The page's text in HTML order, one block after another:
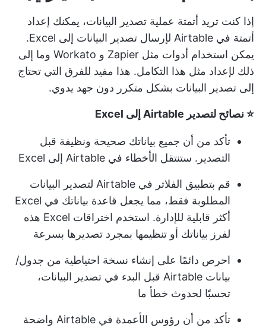
إذا كنت تريد أتمتة عملية تصدير البيانات، يمكنك إعداد
أتمتة في Airtable لإرسال تصدير البيانات إلى Excel.
يمكن استخدام أدوات مثل Zapier و Workato وما إلى
ذلك لإعداد مثل هذا التكامل. هذا مفيد للفرق التي تحتاج
إلى تصدير البيانات بشكل متكرر دون جهد يدوي.
⭐️ نصائح لتصدير Airtable إلى Excel
تأكد من أن جميع بياناتك صحيحة ونظيفة قبل
التصدير. ستنتقل الأخطاء في Airtable إلى Excel
قم بتطبيق الفلاتر في Airtable لتصدير البيانات
المطلوبة فقط، مما يجعل قاعدة بياناتك في Excel
أكثر قابلية للإدارة. استخدم اختراقات Excel هذه
لفرز بياناتك أو تنظيمها بمجرد تصديرها بسرعة
احرص دائمًا على إنشاء نسخة احتياطية من جدول/
بيانات Airtable قبل البدء في تصدير البيانات،
تحسبًا لحدوث خطأ ما
تأكد من أن رؤوس الأعمدة في Airtable واضحة